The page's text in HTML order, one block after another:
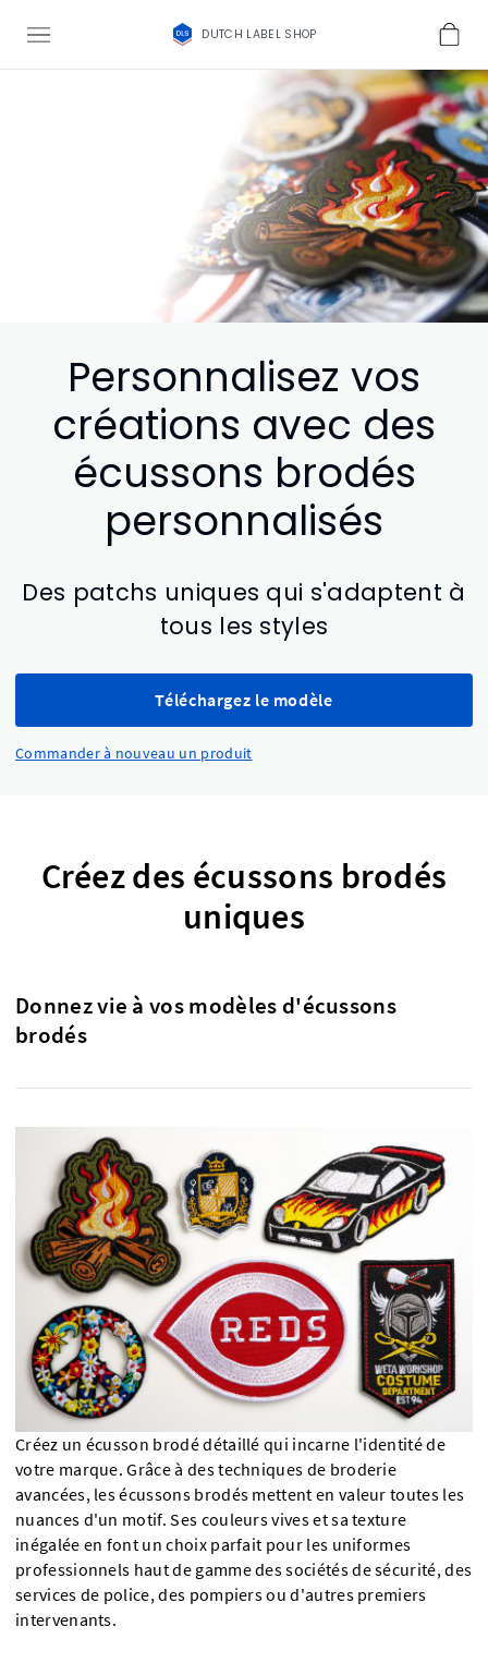
DUTCH LABEL SHOP
Personnalisez vos
créations avec des
écussons brodés
personnalisés
Des patchs uniques qui s'adaptent à
tous les styles
Téléchargez le modèle
Commander à nouveau un produit
Créez des écussons brodés
uniques
Donnez vie à vos modèles d'écussons
brodés
Créez un écusson brodé détaillé qui incarne l'identité de
votre marque. Grâce à des techniques de broderie
avancées, les écussons brodés mettent en valeur toutes les
nuances d'un motif. Ses couleurs vives et sa texture
inégalée en font un choix parfait pour les uniformes
professionnels haut de gamme des sociétés de sécurité, des
services de police, des pompiers ou d'autres premiers
intervenants.